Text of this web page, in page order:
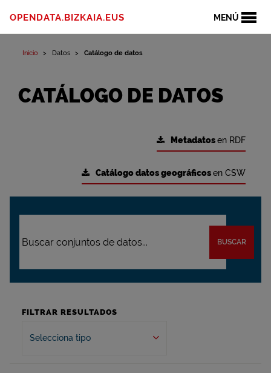
MENÚ
OPENDATA.BIZKAIA.EUS
Inicio Datos Catálogo de datos
CATÁLOGO DE DATOS
Metadatosen RDF
Catálogo datos geográficosen CSW
BUSCAR
FILTRAR RESULTADOS
Selecciona tipo